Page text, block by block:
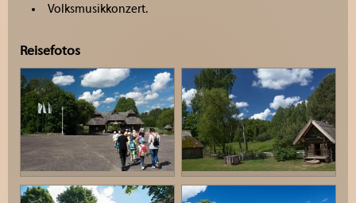
Volksmusikkonzert.
Reisefotos